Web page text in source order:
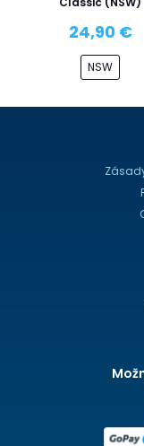
24,90 €
NSW